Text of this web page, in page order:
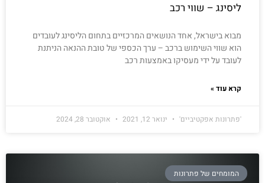
ליסינג – שווי רכב
מבוא בישראל, אחד הנושאים המרכזיים בתחום הליסינג לעובדים
הוא שווי השימוש ברכב – ערך הכספי של טובת ההנאה הניתנת
לעובד על ידי מעסיקו באמצעות רכב
קרא עוד »
'פתרונות אפקטיביים' ינואר 12, 2021 אוקטובר 28, 2024
המומחים של פתרונות